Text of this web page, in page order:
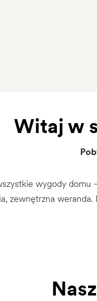
Witaj w
wygody domu
zewnętrzna